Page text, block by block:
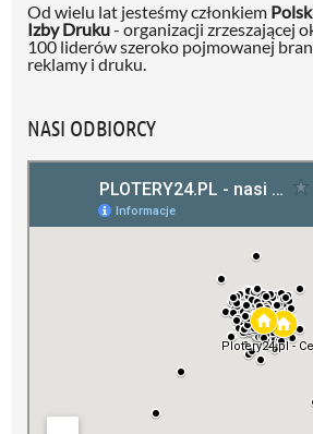
Od wielu lat jesteśmy członkiem
Izby Druku- organizacji zrzeszającej
100 liderów szeroko pojmowanej
reklamy i druku.
NASI ODBIORCY